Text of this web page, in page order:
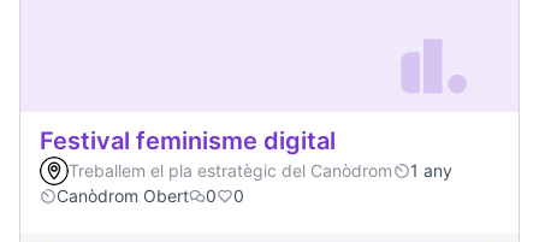
Festival feminisme digital
Treballem el pla estratègic del Canòdrom
1 any
Canòdrom Obert
0 0